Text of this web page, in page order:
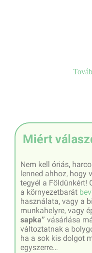
Miért
Nem kell óriás,
lenned ahhoz, hogy
tegyél a Földünkért!
a környezetbarát
használata, vagy a
munkahelyre, vagy
sapka” vásárlása
változtatnak a
ha a sok kis dolgot
egyszerre…